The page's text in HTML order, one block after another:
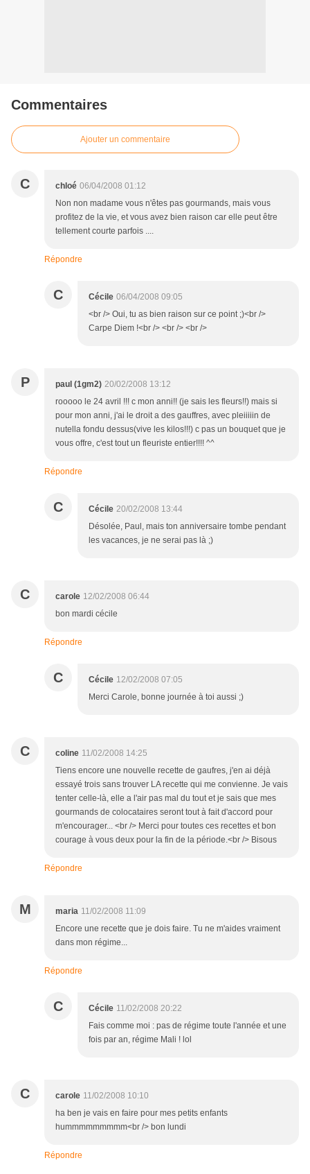
Commentaires
Ajouter un commentaire
C chloé 06/04/2008 01:12
Non non madame vous n'êtes pas gourmands, mais vous
profitez de la vie, et vous avez bien raison car elle peut être
tellement courte parfois ....
Répondre
C Cécile 06/04/2008 09:05
<br /> Oui, tu as bien raison sur ce point ;)<br />
Carpe Diem !<br /> <br /> <br />
P paul (1gm2) 20/02/2008 13:12
rooooo le 24 avril !!! c mon anni!! (je sais les fleurs!!) mais si
pour mon anni, j'ai le droit a des gauffres, avec pleiiiiin de
nutella fondu dessus(vive les kilos!!!) c pas un bouquet que je
vous offre, c'est tout un fleuriste entier!!!! ^^
Répondre
C Cécile 20/02/2008 13:44
Désolée, Paul, mais ton anniversaire tombe pendant
les vacances, je ne serai pas là ;)
C carole 12/02/2008 06:44
bon mardi cécile
Répondre
C Cécile 12/02/2008 07:05
Merci Carole, bonne journée à toi aussi ;)
C coline 11/02/2008 14:25
Tiens encore une nouvelle recette de gaufres, j'en ai déjà
essayé trois sans trouver LA recette qui me convienne. Je vais
tenter celle-là, elle a l'air pas mal du tout et je sais que mes
gourmands de colocataires seront tout à fait d'accord pour
m'encourager... <br /> Merci pour toutes ces recettes et bon
courage à vous deux pour la fin de la période.<br /> Bisous
Répondre
M maria 11/02/2008 11:09
Encore une recette que je dois faire. Tu ne m'aides vraiment
dans mon régime...
Répondre
C Cécile 11/02/2008 20:22
Fais comme moi : pas de régime toute l'année et une
fois par an, régime Mali ! lol
C carole 11/02/2008 10:10
ha ben je vais en faire pour mes petits enfants
hummmmmmmmm<br /> bon lundi
Répondre